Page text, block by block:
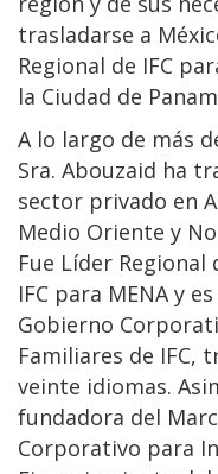
trasladarse a
Regional de IFC
la Ciudad de
A lo largo de más
Sra. Abouzaid ha
sector privado en
Medio Oriente y
Fue Líder
IFC para MENA y
Gobierno
Familiares de IFC,
veinte idiomas.
fundadora del
Corporativo para